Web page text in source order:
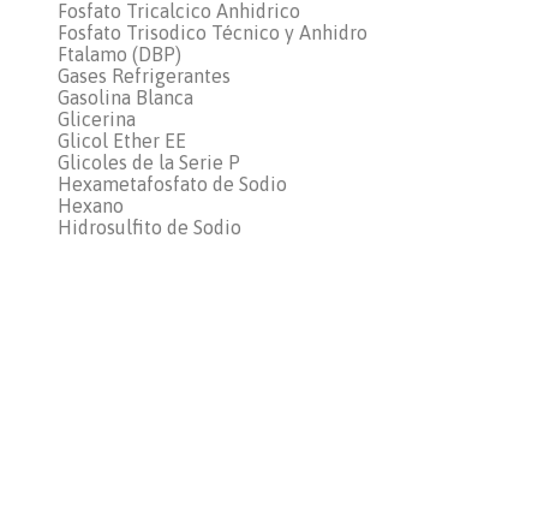
Fosfato Tricalcico Anhidrico
Fosfato Trisodico Técnico y Anhidro
Ftalamo (DBP)
Gases Refrigerantes
Gasolina Blanca
Glicerina
Glicol Ether EE
Glicoles de la Serie P
Hexametafosfato de Sodio
Hexano
Hidrosulfito de Sodio